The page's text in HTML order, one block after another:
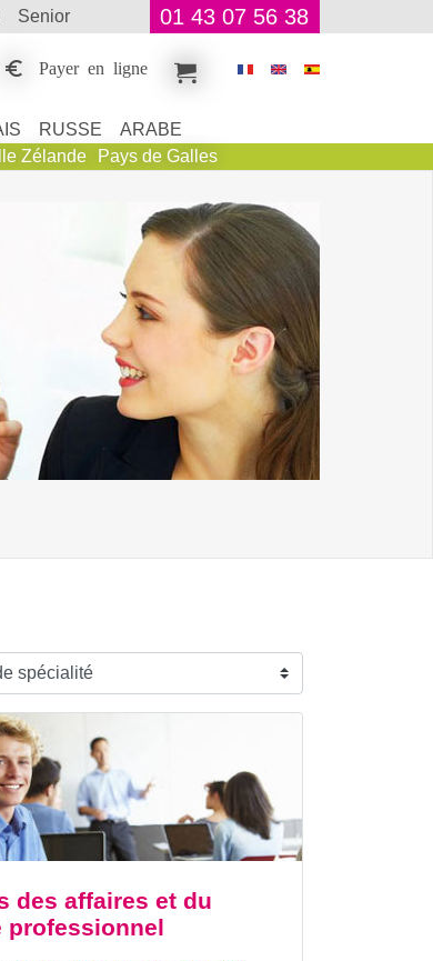
senior 01 43 07 56 38
Payer en ligne
RUSSE
ARABE
Zélande Pays de Galles
des affaires et du
professionnel